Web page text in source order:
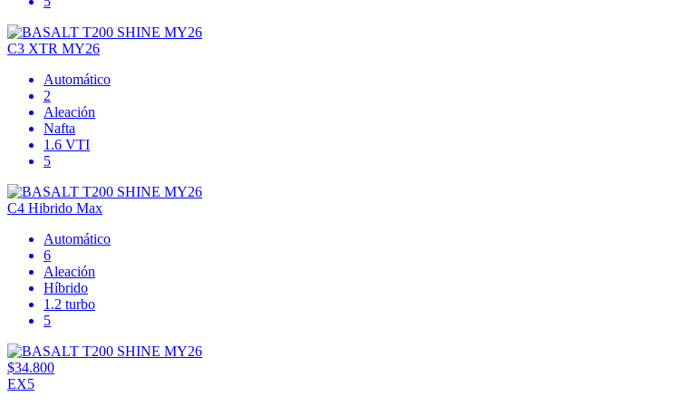
C3 XTR MY26
Automático
2
Aleación
Nafta
1.6 VTI
5
C4 Hibrido Max
Automático
6
Aleación
Híbrido
1.2 turbo
5
$34.800
EX5